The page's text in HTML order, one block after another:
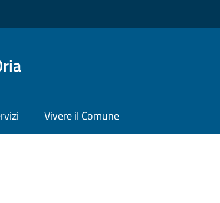
Vivere il Comune